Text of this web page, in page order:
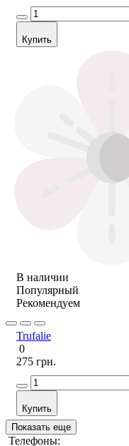
Купить
В наличии
Популярный
Рекомендуем
Trufalie
0
275 грн.
Купить
Показать еще
Телефоны: